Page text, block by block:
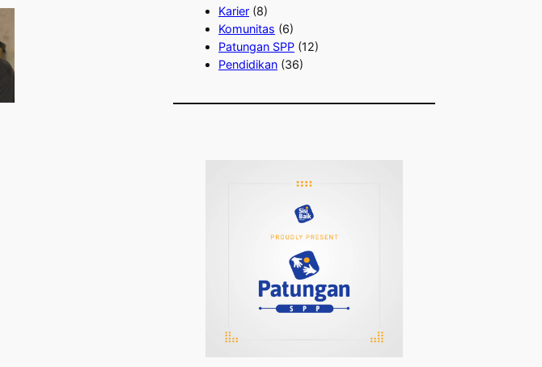
Karier (8)
Komunitas (6)
Patungan SPP (12)
Pendidikan (36)